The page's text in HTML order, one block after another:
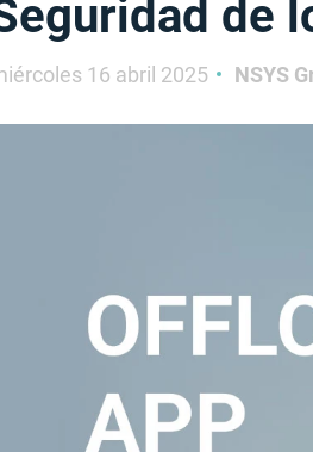
de
16 abril 2025 NSYS